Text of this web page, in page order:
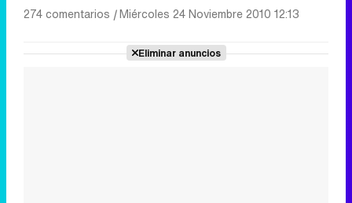
274 comentarios |Miércoles 24 Noviembre 2010 12:13
Eliminar anuncios